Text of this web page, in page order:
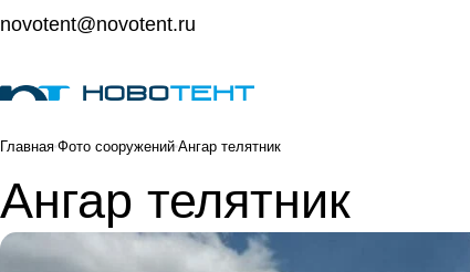
novotent@novotent.ru
Главная Фото сооружений Ангар телятник
Ангар телятник